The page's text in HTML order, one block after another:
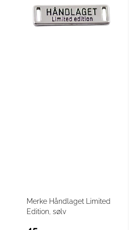
Merke Håndlaget Limited
Edition, sølv